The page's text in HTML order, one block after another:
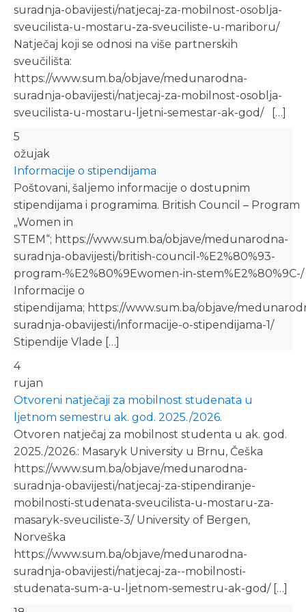
suradnja-obavijesti/natjecaj-za-mobilnost-osoblja-
sveucilista-u-mostaru-za-sveuciliste-u-mariboru/
Natječaj koji se odnosi na više partnerskih
sveučilišta:
https://www.sum.ba/objave/medunarodna-
suradnja-obavijesti/natjecaj-za-mobilnost-osoblja-
sveucilista-u-mostaru-ljetni-semestar-ak-god/ […]
5
ožujak
Informacije o stipendijama
Poštovani, šaljemo informacije o dostupnim
stipendijama i programima. British Council – Program
„Women in
STEM“; https://www.sum.ba/objave/medunarodna-
suradnja-obavijesti/british-council-%E2%80%93-
program-%E2%80%9Ewomen-in-stem%E2%80%9C-/
Informacije o
stipendijama; https://www.sum.ba/objave/
suradnja-obavijesti/informacije-o-stipendijama-1/
Stipendije Vlade […]
4
rujan
Otvoreni natječaji za mobilnost studenata u
ljetnom semestru ak. god. 2025./2026.
Otvoren natječaj za mobilnost studenta u ak. god.
2025./2026.: Masaryk University u Brnu, Češka
https://www.sum.ba/objave/medunarodna-
suradnja-obavijesti/natjecaj-za-stipendiranje-
mobilnosti-studenata-sveucilista-u-mostaru-za-
masaryk-sveuciliste-3/ University of Bergen,
Norveška
https://www.sum.ba/objave/medunarodna-
suradnja-obavijesti/natjecaj-za--mobilnosti-
studenata-sum-a-u-ljetnom-semestru-ak-god/ […]